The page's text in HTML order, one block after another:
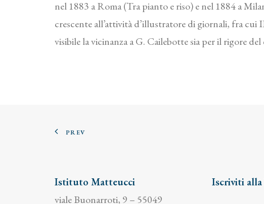
nel 1883 a Roma (Tra pianto e riso) e nel 1884 a
crescente all’attività d’illustratore di giornali, fra
visibile la vicinanza a G. Cailebotte sia per il rigore
PREV
Istituto Matteucci
viale Buonarroti, 9 – 55049
Iscriviti